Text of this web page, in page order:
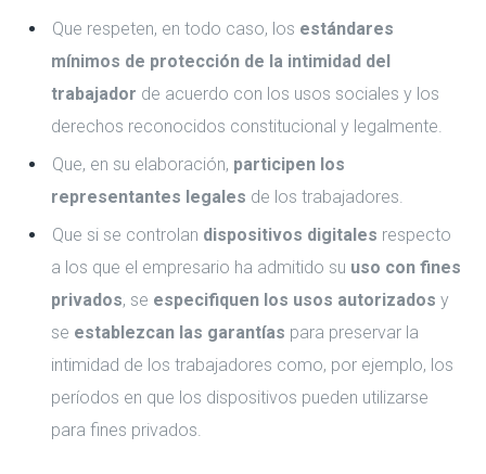
Que respeten, en todo caso, los estándares
mínimos de protección de la intimidad del
trabajador de acuerdo con los usos sociales y los
derechos reconocidos constitucional y legalmente.
Que, en su elaboración, participen los
representantes legales de los trabajadores.
Que si se controlan dispositivos digitales respecto
a los que el empresario ha admitido su uso con fines
privados, se especifiquen los usos autorizados y
se establezcan las garantías para preservar la
intimidad de los trabajadores como, por ejemplo, los
períodos en que los dispositivos pueden utilizarse
para fines privados.